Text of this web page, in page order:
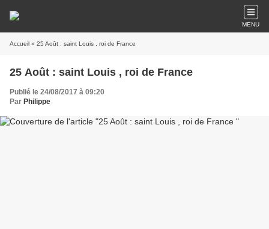
MENU
Accueil » 25 Août : saint Louis , roi de France
25 Août : saint Louis , roi de France
Publié le 24/08/2017 à 09:20
Par Philippe